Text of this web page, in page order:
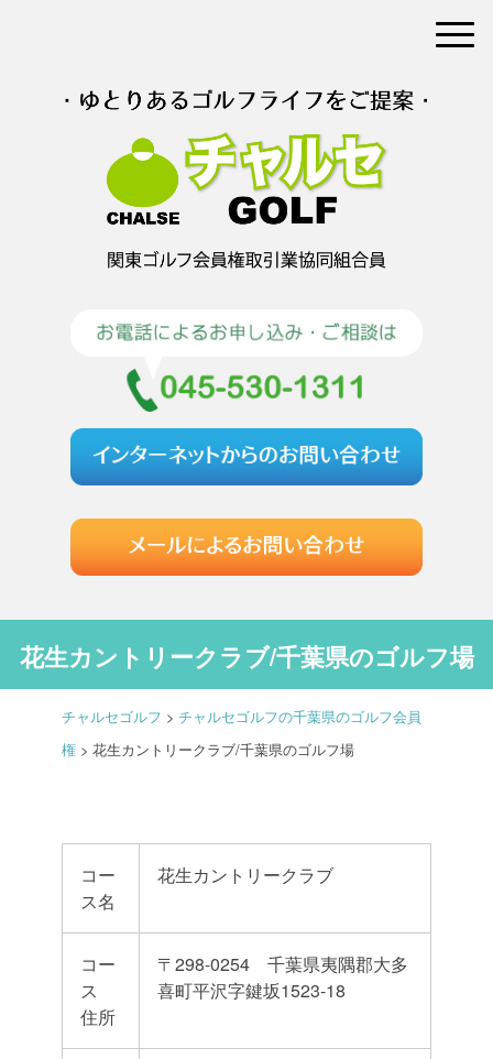
花生カントリークラブ/千葉県のゴルフ場
チャルセゴルフ > チャルセゴルフの千葉県のゴルフ会員
権 > 花生カントリークラブ/千葉県のゴルフ場
コー
ス名
花生カントリークラブ
コー
ス
住所
〒298-0254 千葉県夷隅郡大多
喜町平沢字鍵坂1523-18